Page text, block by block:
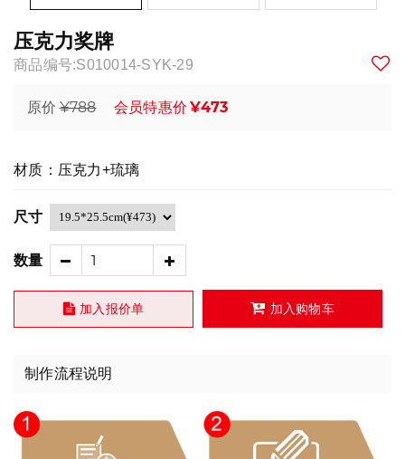
压克力奖牌
商品编号:S010014-SYK-29
原价 ¥788 会员特惠价 ¥473
材质：压克力+琉璃
尺寸
数量
加入报价单 加入购物车
制作流程说明